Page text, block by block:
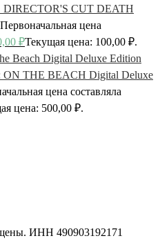
DEATH
Первоначальная цена
₽Текущая цена: 100,00 ₽.
THE BEACH Digital Deluxe
цена составляла
цена: 500,00 ₽.
ИНН 490903192171